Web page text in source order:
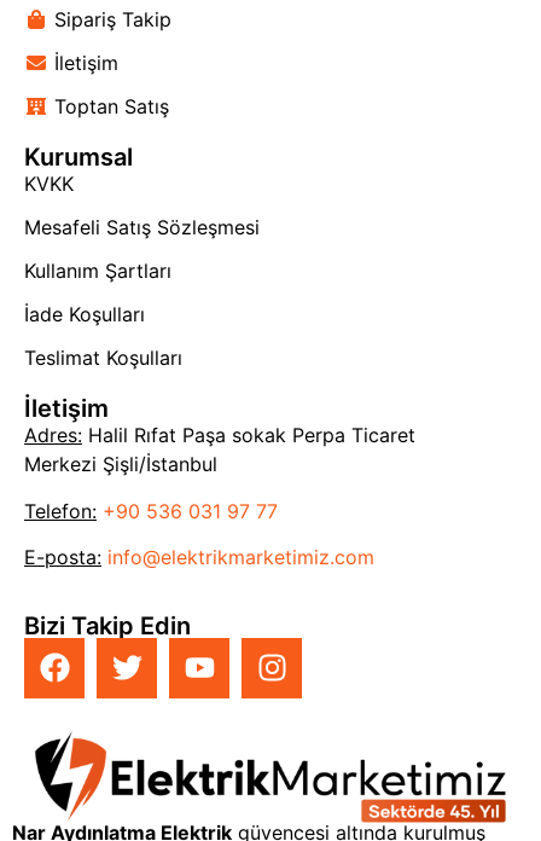
Sipariş Takip
İletişim
Toptan Satış
Kurumsal
KVKK
Mesafeli Satış Sözleşmesi
Kullanım Şartları
İade Koşulları
Teslimat Koşulları
İletişim
Adres: Halil Rıfat Paşa sokak Perpa Ticaret
Merkezi Şişli/İstanbul
Telefon: +90 536 031 97 77
E-posta: info@elektrikmarketimiz.com
Bizi Takip Edin
Nar Aydınlatma Elektrik güvencesi altında kurulmuş